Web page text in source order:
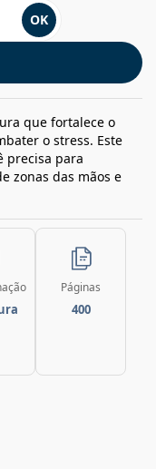
OK
que fortalece o
o stress. Este
precisa para
zonas das mãos e
Páginas
400